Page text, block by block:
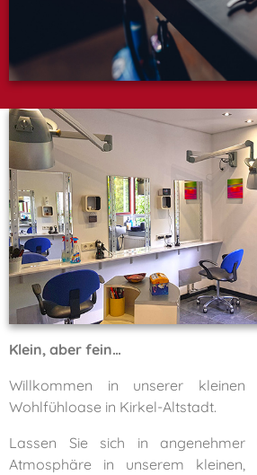
Klein, aber fein…
Willkommen in unserer kleinen
Wohlfühloase in Kirkel-Altstadt.
Lassen Sie sich in angenehmer
Atmosphäre in unserem kleinen,